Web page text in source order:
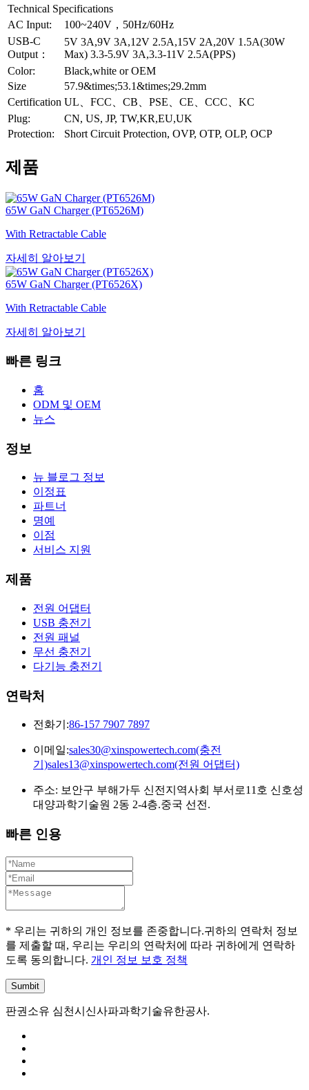
Technical Specifications
AC Input:
100~240V，50Hz/60Hz
USB-C
Output：
5V 3A,9V 3A,12V 2.5A,15V 2A,20V 1.5A(30W
Max) 3.3-5.9V 3A,3.3-11V 2.5A(PPS)
Color:
Black,white or OEM
Size
57.9&times;53.1&times;29.2mm
Certification UL、FCC、CB、PSE、CE、CCC、KC
Plug:
CN, US, JP, TW,KR,EU,UK
Protection:
Short Circuit Protection, OVP, OTP, OLP, OCP
제품
65W GaN Charger (PT6526M)
With Retractable Cable
자세히 알아보기
65W GaN Charger (PT6526X)
With Retractable Cable
자세히 알아보기
빠른 링크
홈
ODM 및 OEM
뉴스
정보
뉴 블로그 정보
이정표
파트너
명예
이점
서비스 지원
제품
전원 어댑터
USB 충전기
전원 패널
무선 충전기
다기능 충전기
연락처
전화기:86-157 7907 7897
이메일:sales30@xinspowertech.com(충전
기)sales13@xinspowertech.com(전원 어댑터)
주소: 보안구 부해가두 신전지역사회 부서로11호 신호성
대양과학기술원 2동 2-4층.중국 선전.
빠른 인용
* 우리는 귀하의 개인 정보를 존중합니다.귀하의 연락처 정보
를 제출할 때, 우리는 우리의 연락처에 따라 귀하에게 연락하
도록 동의합니다. 개인 정보 보호 정책
판권소유 심천시신사파과학기술유한공사.